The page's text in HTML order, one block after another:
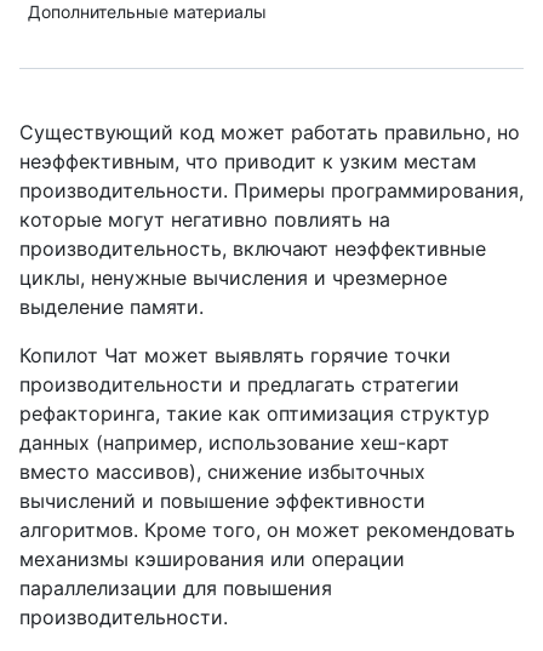
Дополнительные материалы
Существующий код может работать правильно, но
неэффективным, что приводит к узким местам
производительности. Примеры программирования,
которые могут негативно повлиять на
производительность, включают неэффективные
циклы, ненужные вычисления и чрезмерное
выделение памяти.
Копилот Чат может выявлять горячие точки
производительности и предлагать стратегии
рефакторинга, такие как оптимизация структур
данных (например, использование хеш-карт
вместо массивов), снижение избыточных
вычислений и повышение эффективности
алгоритмов. Кроме того, он может рекомендовать
механизмы кэширования или операции
параллелизации для повышения
производительности.